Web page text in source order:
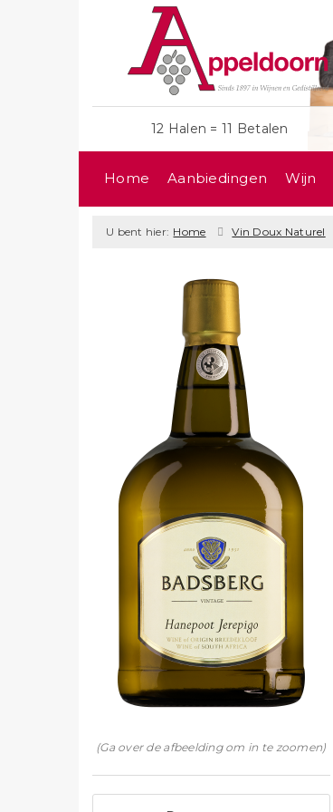
12 Halen = 11 Betalen
Home Aanbiedingen Wijn
U bent hier: Home Vin Doux Naturel
(Ga over de afbeelding om in te zoomen)